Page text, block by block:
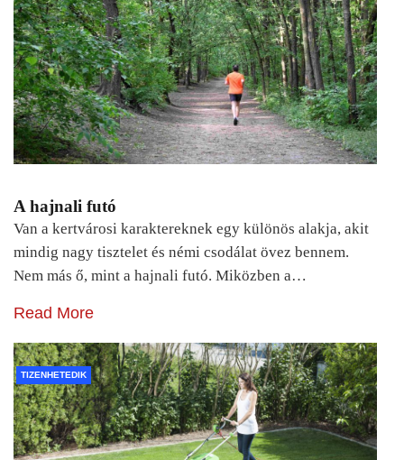
A hajnali futó
Van a kertvárosi karaktereknek egy különös alakja, akit
mindig nagy tisztelet és némi csodálat övez bennem.
Nem más ő, mint a hajnali futó. Miközben a…
Read More
TIZENHETEDIK